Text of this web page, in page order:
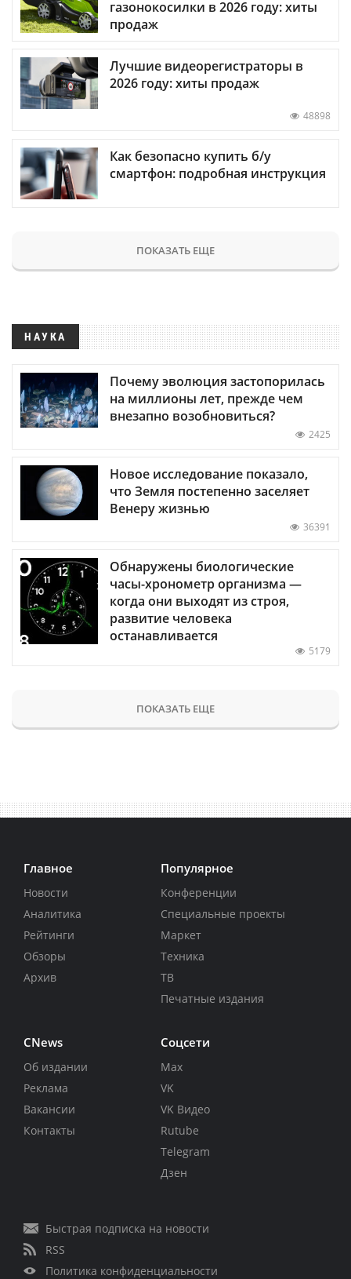
газонокосилки в 2026 году: хиты
продаж
Лучшие видеорегистраторы в
2026 году: хиты продаж
48898
Как безопасно купить б/у
смартфон: подробная инструкция
ПОКАЗАТЬ ЕЩЕ
НАУКА
Почему эволюция застопорилась
на миллионы лет, прежде чем
внезапно возобновиться?
2425
Новое исследование показало,
что Земля постепенно заселяет
Венеру жизнью
36391
Обнаружены биологические
часы-хронометр организма —
когда они выходят из строя,
развитие человека
останавливается
5179
ПОКАЗАТЬ ЕЩЕ
Главное
Новости
Аналитика
Рейтинги
Обзоры
Архив
Популярное
Конференции
Специальные проекты
Маркет
Техника
ТВ
Печатные издания
CNews
Об издании
Реклама
Вакансии
Контакты
Соцсети
Max
VK
VK Видео
Rutube
Telegram
Дзен
Быстрая подписка на новости
RSS
Политика конфиденциальности